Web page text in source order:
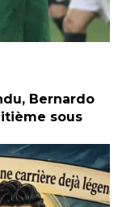
Bernardo
sous